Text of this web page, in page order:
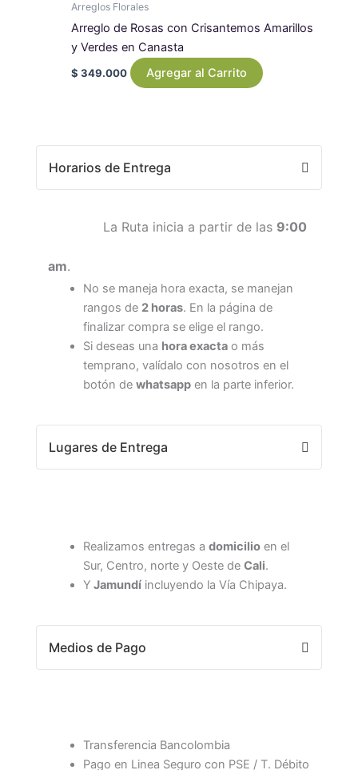
Arreglos Florales
Arreglo de Rosas con Crisantemos Amarillos
y Verdes en Canasta
$ 349.000 Agregar al Carrito
Horarios de Entrega
La Ruta inicia a partir de las 9:00
am.
No se maneja hora exacta, se manejan
rangos de 2 horas. En la página de
finalizar compra se elige el rango.
Si deseas una hora exactao más
temprano, valídalo con nosotros en el
botón de whatsappen la parte inferior.
Lugares de Entrega
Realizamos entregas a domicilioen el
Sur, Centro, norte y Oeste de Cali.
Y Jamundíincluyendo la Vía Chipaya.
Medios de Pago
Transferencia Bancolombia
Pago en Linea Seguro con PSE / T. Débito